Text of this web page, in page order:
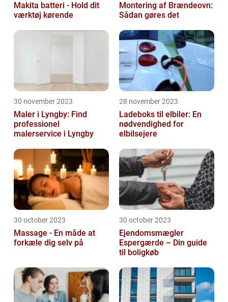
Makita batteri - Hold dit
værktøj kørende
Montering af Brændeovn:
Sådan gøres det
30 november 2023
Maler i Lyngby: Find
professionel
malerservice i Lyngby
28 november 2023
Ladeboks til elbiler: En
nødvendighed for
elbilsejere
30 october 2023
Massage - En måde at
forkæle dig selv på
30 october 2023
Ejendomsmægler
Espergærde – Din guide
til boligkøb